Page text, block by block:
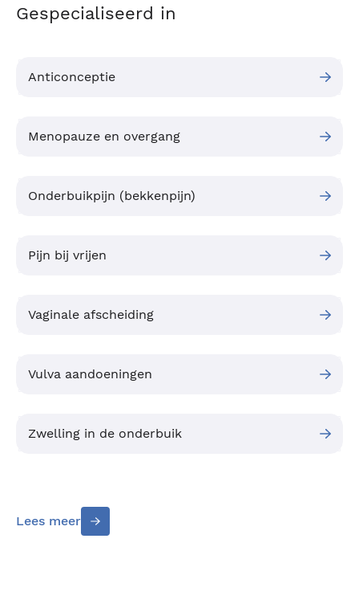
Gespecialiseerd in
Anticonceptie
Menopauze en overgang
Onderbuikpijn (bekkenpijn)
Pijn bij vrijen
Vaginale afscheiding
Vulva aandoeningen
Zwelling in de onderbuik
Lees meer